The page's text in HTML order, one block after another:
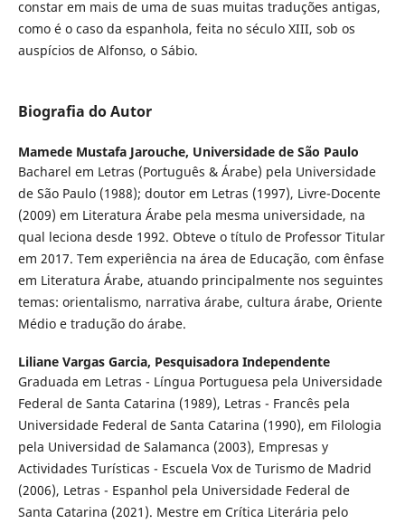
constar em mais de uma de suas muitas traduções antigas,
como é o caso da espanhola, feita no século XIII, sob os
auspícios de Alfonso, o Sábio.
Biografia do Autor
Mamede Mustafa Jarouche, Universidade de São Paulo
Bacharel em Letras (Português & Árabe) pela Universidade
de São Paulo (1988); doutor em Letras (1997), Livre-Docente
(2009) em Literatura Árabe pela mesma universidade, na
qual leciona desde 1992. Obteve o título de Professor Titular
em 2017. Tem experiência na área de Educação, com ênfase
em Literatura Árabe, atuando principalmente nos seguintes
temas: orientalismo, narrativa árabe, cultura árabe, Oriente
Médio e tradução do árabe.
Liliane Vargas Garcia, Pesquisadora Independente
Graduada em Letras - Língua Portuguesa pela Universidade
Federal de Santa Catarina (1989), Letras - Francês pela
Universidade Federal de Santa Catarina (1990), em Filologia
pela Universidad de Salamanca (2003), Empresas y
Actividades Turísticas - Escuela Vox de Turismo de Madrid
(2006), Letras - Espanhol pela Universidade Federal de
Santa Catarina (2021). Mestre em Crítica Literária pelo